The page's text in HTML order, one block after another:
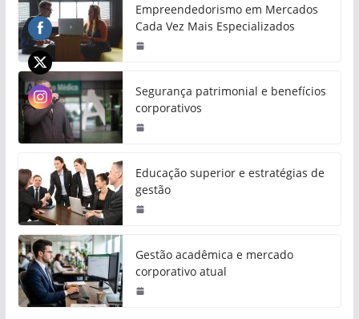
Empreendedorismo em Mercados
Cada Vez Mais Especializados
Segurança patrimonial e benefícios
corporativos
Educação superior e estratégias de
gestão
Gestão acadêmica e mercado
corporativo atual